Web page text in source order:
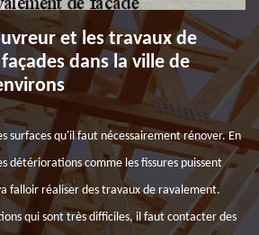
et les travaux de
dans la ville de
surfaces qu'il faut nécessairement rénover. En
détériorations comme les fissures puissent
falloir réaliser des travaux de ravalement.
qui sont très difficiles, il faut contacter des